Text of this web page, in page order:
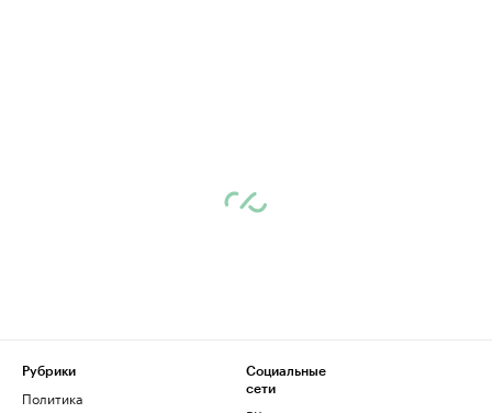
Рубрики
Политика
Социальные
сети